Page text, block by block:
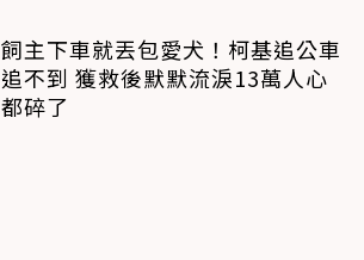
飼主下車就丟包愛犬！柯基追公車
追不到 獲救後默默流淚13萬人心
都碎了